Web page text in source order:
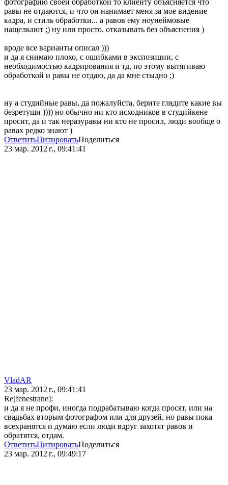
фотографию своей обработкой то клиенту объясняется что
равы не отдаются, и что он нанимает меня за мое видение
кадра, и стиль обработки... а равов ему ноунеймовые
нащелкают ;) ну или просто. отказывать без объяснения )
вроде все варианты описал )))
и да я снимаю плохо, с ошибками в экспозиции, с
необходимостью кадрирования и тд, по этому вытягиваю
обработкой и равы не отдаю, да да мне стыдно ;)
ну а студийные равы, да пожалуйста, берите глядите какие вы
безретуши )))) но обычно ни кто исходников в студийкене
просит, да и так неразуравы ни кто не просил, люди вообще о
равах редко знают )
ОтветитьЦитироватьПоделиться
23 мар. 2012 г., 09:41:41
VladAR
23 мар. 2012 г., 09:41:41
Re[fenestrane]:
и да я не профи, иногда подрабатываю когда просят, или на
свадьбах вторым фотографом или для друзей, но равы пока
всехранятся и думаю если люди вдруг захотят равов и
обратятся, отдам.
ОтветитьЦитироватьПоделиться
23 мар. 2012 г., 09:49:17